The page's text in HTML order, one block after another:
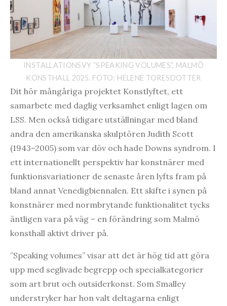
INSTALLATIONSVY ”SPEAKING VOLUMES”, MALMÖ
KONSTHALL 2025. FOTO: HELENE TORESDOTTER
Dit hör mångåriga projektet Konstlyftet, ett
samarbete med daglig verksamhet enligt lagen om
LSS. Men också tidigare utställningar med bland
andra den amerikanska skulptören Judith Scott
(1943–2005) som var döv och hade Downs syndrom. I
ett internationellt perspektiv har konstnärer med
funktionsvariationer de senaste åren lyfts fram på
bland annat Venedigbiennalen. Ett skifte i synen på
konstnärer med normbrytande funktionalitet tycks
äntligen vara på väg – en förändring som Malmö
konsthall aktivt driver på.
”Speaking volumes” visar att det är hög tid att göra
upp med seglivade begrepp och specialkategorier
som art brut och outsiderkonst. Som Smalley
understryker har hon valt deltagarna enligt